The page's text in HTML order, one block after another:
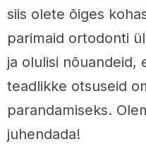
siis olete õiges
parimaid ortodonti
ja olulisi nõuandeid,
teadlikke otsuseid
parandamiseks.
juhendada!